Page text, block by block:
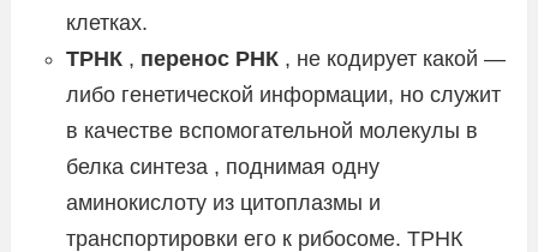
клетках.
ТРНК , перенос РНК , не кодирует какой —
либо генетической информации, но служит
в качестве вспомогательной молекулы в
белка синтеза , поднимая одну
аминокислоту из цитоплазмы и
транспортировки его к рибосоме. ТРНК